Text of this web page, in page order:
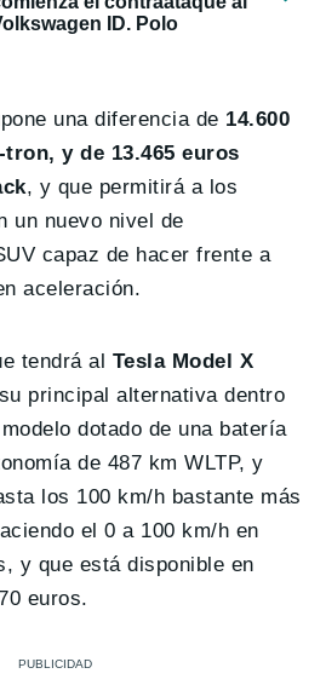
ID. Polo
una diferencia de 14.600
y de 13.465 euros
, y que permitirá a los
un nuevo nivel de
capaz de hacer frente a
aceleración.
tendrá al Tesla Model X
principal alternativa dentro
dotado de una batería
de 487 km WLTP, y
los 100 km/h bastante más
el 0 a 100 km/h en
y que está disponible en
euros.